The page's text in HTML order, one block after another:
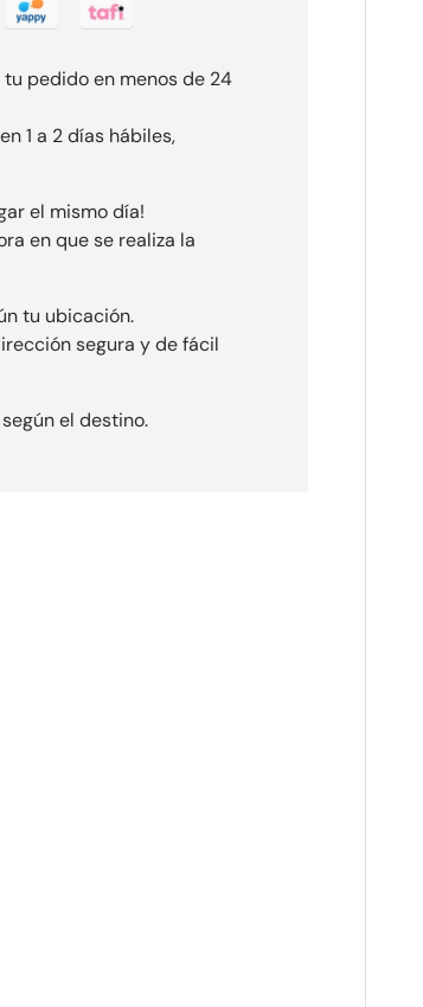
pedido en menos de 24
1 a 2 días hábiles,
el mismo día!
en que se realiza la
tu ubicación.
segura y de fácil
el destino.